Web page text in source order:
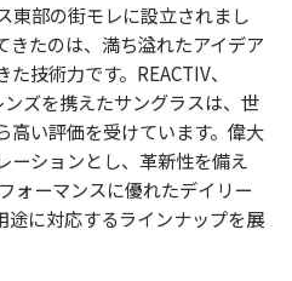
東部の街モレに設立されまし
きたのは、満ち溢れたアイデア
技術力です。REACTIV、
ズを携えたサングラスは、世
高い評価を受けています。偉大
ーションとし、革新性を備え
ォーマンスに優れたデイリー
途に対応するラインナップを展